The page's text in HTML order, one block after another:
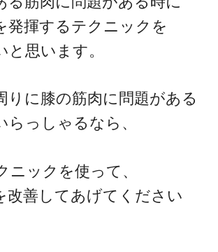
発揮するテクニックを
と思います。
りに膝の筋肉に問題がある
らっしゃるなら、
ニックを使って、
改善してあげてください